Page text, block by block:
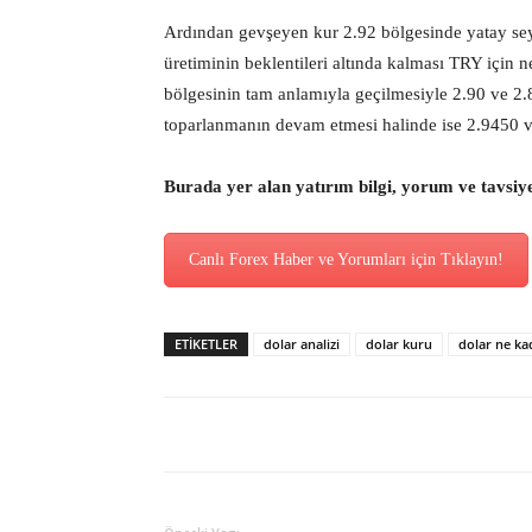
Ardından gevşeyen kur 2.92 bölgesinde yatay
üretiminin beklentileri altında kalması TRY için
bölgesinin tam anlamıyla geçilmesiyle 2.90 ve
toparlanmanın devam etmesi halinde ise
Burada yer alan yatırım bilgi, yorum ve
Canlı Forex Haber ve Yorumları için Tıklayın!
ETİKETLER dolar analizi dolar kuru dolar ne